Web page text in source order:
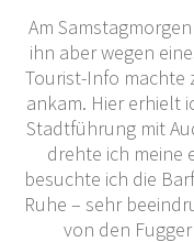
Am
ihn aber wegen
Tourist-Info machte
ankam. Hier erhielt
Stadtführung mit
drehte ich meine
besuchte ich die
Ruhe – sehr
von den